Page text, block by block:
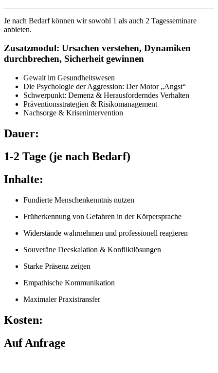
Je nach Bedarf können wir sowohl 1 als auch 2 Tagesseminare
anbieten.
Zusatzmodul: Ursachen verstehen, Dynamiken
durchbrechen, Sicherheit gewinnen
Gewalt im Gesundheitswesen
Die Psychologie der Aggression: Der Motor „Angst“
Schwerpunkt: Demenz & Herausforderndes Verhalten
Präventionsstrategien & Risikomanagement
Nachsorge & Krisenintervention
Dauer:
1-2 Tage (je nach Bedarf)
Inhalte:
Fundierte Menschenkenntnis nutzen
Früherkennung von Gefahren in der Körpersprache
Widerstände wahrnehmen und professionell reagieren
Souveräne Deeskalation & Konfliktlösungen
Starke Präsenz zeigen
Empathische Kommunikation
Maximaler Praxistransfer
Kosten:
Auf Anfrage